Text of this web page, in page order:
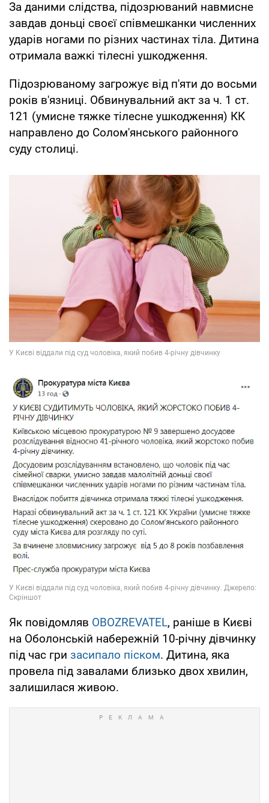
За даними слідства, підозрюваний навмисне
завдав доньці своєї співмешканки численних
ударів ногами по різних частинах тіла. Дитина
отримала важкі тілесні ушкодження.
Підозрюваному загрожує від п'яти до восьми
років в'язниці. Обвинувальний акт за ч. 1 ст.
121 (умисне тяжке тілесне ушкодження) КК
направлено до Солом'янського районного
суду столиці.
Як повідомляв OBOZREVATEL, раніше в Києві
на Оболонській набережній 10-річну дівчинку
під час гри засипало піском. Дитина, яка
провела під завалами близько двох хвилин,
залишилася живою.